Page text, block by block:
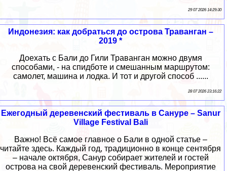
29 07 2026 14:29:30
Индонезия: как добраться до острова Траванган –
2019 *
Доехать с Бали до Гили Траванган можно двумя
способами, - на спидботе и смешанным маршрутом:
самолет, машина и лодка. И тот и другой способ ......
28 07 2026 23:16:22
Ежегодный деревенский фестиваль в Сануре – Sanur
Village Festival Bali
Важно! Всё самое главное о Бали в одной статье –
читайте здесь. Каждый год, традиционно в конце сентября
– начале октября, Санур собирает жителей и гостей
острова на свой деревенский фестиваль. Мероприятие